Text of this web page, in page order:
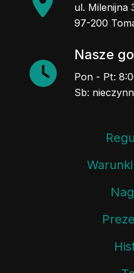
ul. Milenijna
97-200
Nasze
Pon - Pt:
Sb: